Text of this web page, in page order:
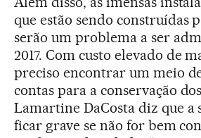
que estão sendo construídas
serão um problema a ser
2017. Com custo elevado de
preciso encontrar um meio
contas para a conservação
Lamartine DaCosta diz que a
ficar grave se não for bem